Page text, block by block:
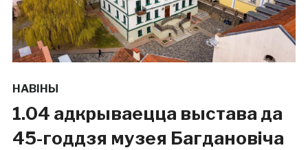
НАВІНЫ
1.04 адкрываецца выстава да
45-годдзя музея Багдановіча